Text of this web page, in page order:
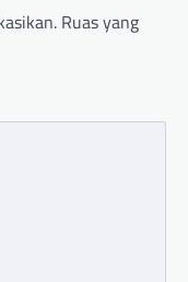
Ruas yang